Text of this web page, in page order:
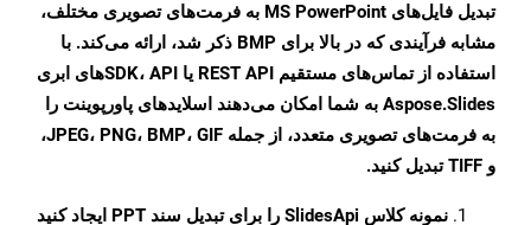
تبدیل فایل‌های MS PowerPoint به فرمت‌های تصویری مختلف،
مشابه فرآیندی که در بالا برای BMP ذکر شد، ارائه می‌کند. با
استفاده از تماس‌های مستقیم REST API یا SDK، APIهای ابری
Aspose.Slides به شما امکان می‌دهند اسلایدهای پاورپوینت را
به فرمت‌های تصویری متعدد، از جمله JPEG، PNG، BMP، GIF،
و TIFF تبدیل کنید.
نمونه کلاس SlidesApi را برای تبدیل سند PPT ایجاد کنید